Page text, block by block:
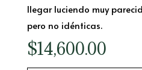
llegar luciendo muy
pero no idénticas.
$14,600.00